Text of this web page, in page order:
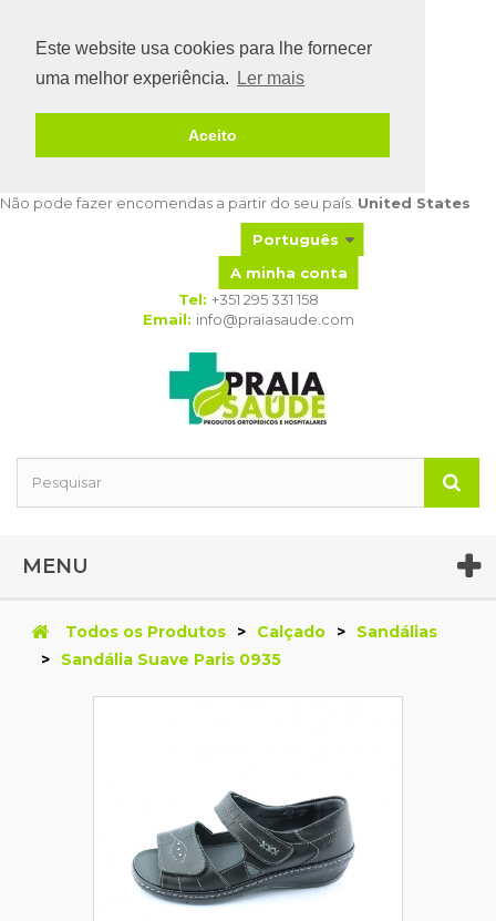
Este website usa cookies para lhe fornecer
uma melhor experiência.
Ler mais
Aceito
Não pode fazer encomendas a partir do seu país. United States
Português
A minha conta
As minhas
encomendas
mercadoria
As minhas notas de
crédito
endereços
Tel: +351 295 331 158
Email: info@praiasaude.com
MENU
Todos os Produtos > Calçado >
Sandálias
>
Sandália Suave Paris 0935